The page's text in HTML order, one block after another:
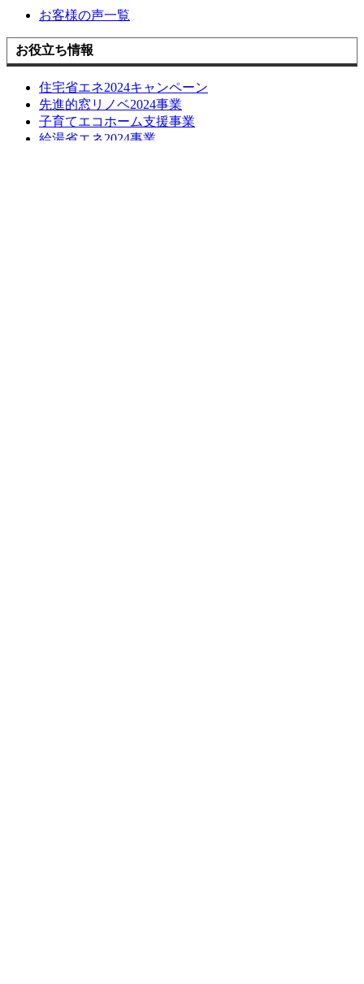
お客様の声一覧
お役立ち情報
住宅省エネ2024キャンペーン
先進的窓リノベ2024事業
子育てエコホーム支援事業
給湯省エネ2024事業